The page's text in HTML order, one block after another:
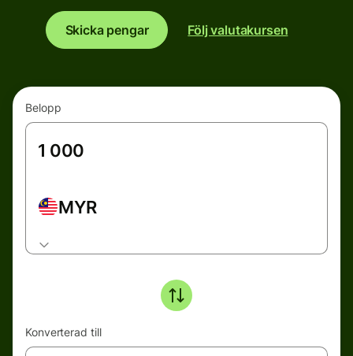
Skicka pengar Följ valutakursen
Belopp
MYR
Konverterad till